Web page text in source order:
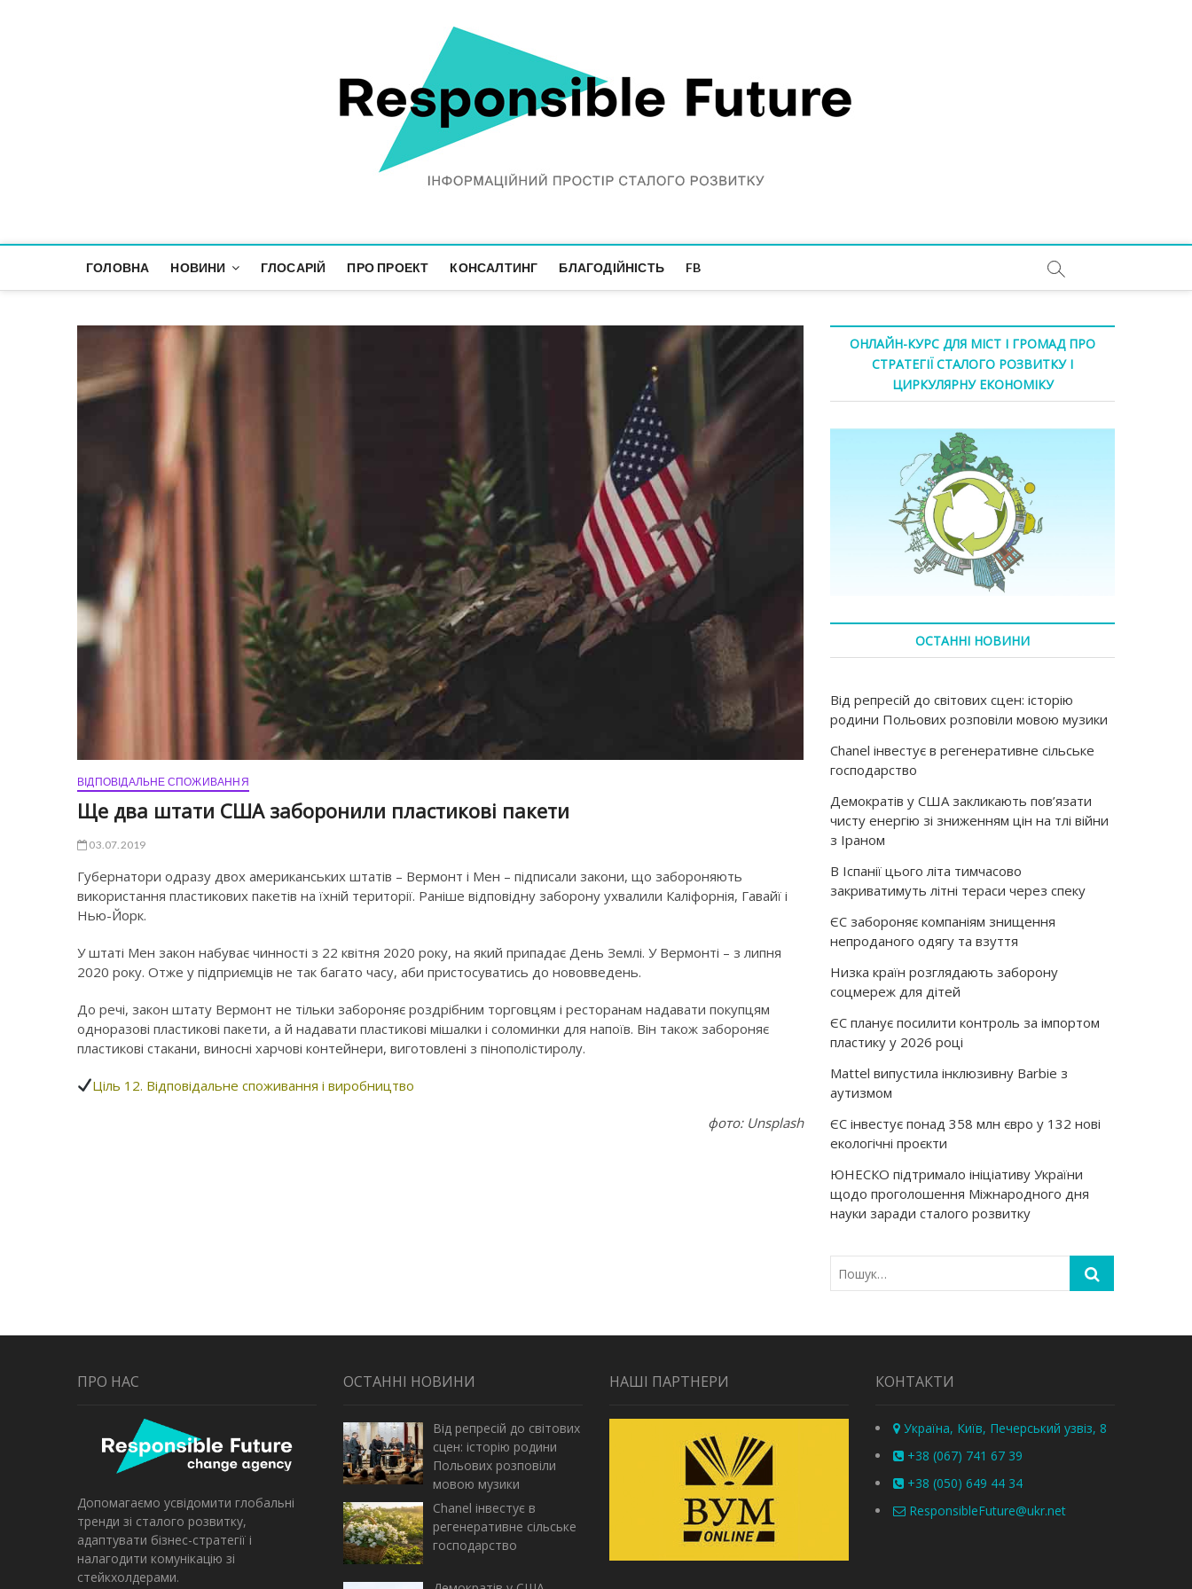
ГОЛОВНА НОВИНИ ГЛОСАРІЙ ПРО ПРОЕКТ КОНСАЛТИНГ БЛАГОДІЙНІСТЬ FB
ВІДПОВІДАЛЬНЕ СПОЖИВАННЯ
Ще два штати США заборонили пластикові пакети
03.07.2019
Губернатори одразу двох американських штатів – Вермонт і Мен – підписали закони, що забороняють
використання пластикових пакетів на їхній території. Раніше відповідну заборону ухвалили Каліфорнія, Гавайї і
Нью-Йорк.
У штаті Мен закон набуває чинності з 22 квітня 2020 року, на який припадає День Землі. У Вермонті – з липня
2020 року. Отже у підприємців не так багато часу, аби пристосуватись до нововведень.
До речі, закон штату Вермонт не тільки забороняє роздрібним торговцям і ресторанам надавати покупцям
одноразові пластикові пакети, а й надавати пластикові мішалки і соломинки для напоїв. Він також забороняє
пластикові стакани, виносні харчові контейнери, виготовлені з пінополістиролу.
Ціль 12. Відповідальне споживання і виробництво
фото: Unsplash
ОНЛАЙН-КУРС ДЛЯ МІСТ І ГРОМАД ПРО
СТРАТЕГІЇ СТАЛОГО РОЗВИТКУ І
ЦИРКУЛЯРНУ ЕКОНОМІКУ
ОСТАННІ НОВИНИ
Від репресій до світових сцен: історію
родини Польових розповіли мовою музики
Chanel інвестує в регенеративне сільське
господарство
Демократів у США закликають пов’язати
чисту енергію зі зниженням цін на тлі війни
з Іраном
В Іспанії цього літа тимчасово
закриватимуть літні тераси через спеку
ЄС забороняє компаніям знищення
непроданого одягу та взуття
Низка країн розглядають заборону
соцмереж для дітей
ЄС планує посилити контроль за імпортом
пластику у 2026 році
Mattel випустила інклюзивну Barbie з
аутизмом
ЄС інвестує понад 358 млн євро у 132 нові
екологічні проєкти
ЮНЕСКО підтримало ініціативу України
щодо проголошення Міжнародного дня
науки заради сталого розвитку
ПРО НАС
Допомагаємо усвідомити глобальні
тренди зі сталого розвитку,
адаптувати бізнес-стратегії і
налагодити комунікацію зі
стейкхолдерами.
ОСТАННІ НОВИНИ
Від репресій до світових
сцен: історію родини
Польових розповіли
мовою музики
Chanel інвестує в
регенеративне сільське
господарство
НАШІ ПАРТНЕРИ КОНТАКТИ
Україна, Київ, Печерський узвіз, 8
+38 (067) 741 67 39
+38 (050) 649 44 34
ResponsibleFuture@ukr.net